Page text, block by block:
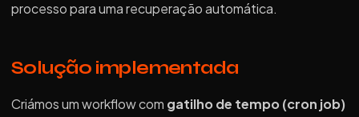
processo para uma recuperação automática.
Solução implementada
Criámos um workflow com gatilho de tempo (cron job)